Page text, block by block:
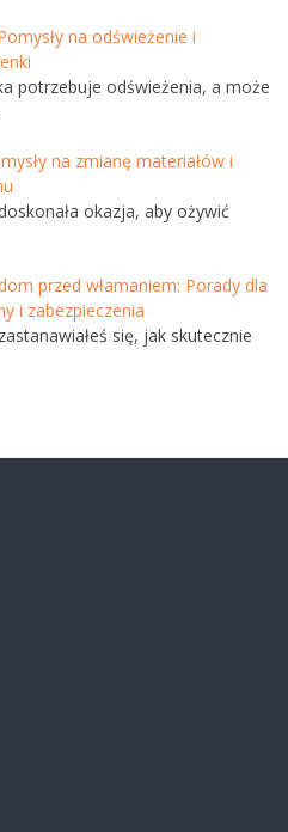
na odświeżenie i
potrzebuje odświeżenia, a może
na zmianę materiałów i
okazja, aby ożywić
przed włamaniem: Porady dla
i zabezpieczenia
się, jak skutecznie